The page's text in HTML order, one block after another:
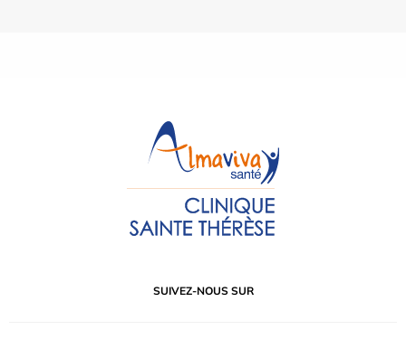
SUIVEZ-NOUS SUR